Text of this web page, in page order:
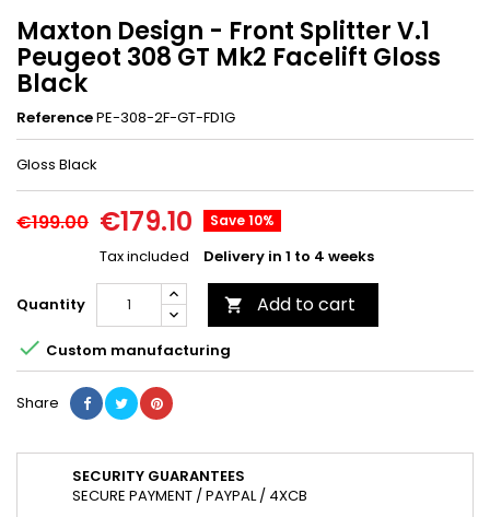
Maxton Design - Front Splitter V.1
Peugeot 308 GT Mk2 Facelift Gloss
Black
ReferencePE-308-2F-GT-FD1G
Gloss Black
€199.00 €179.10 Save 10%
Tax included Delivery in 1 to 4 weeks
Quantity  Add to cart
 Custom manufacturing
Share
SECURITY GUARANTEES
SECURE PAYMENT / PAYPAL / 4XCB